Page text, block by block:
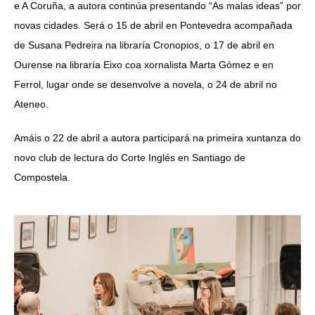
e A Coruña, a autora continúa presentando “As malas ideas” por
novas cidades. Será o 15 de abril en Pontevedra acompañada
de Susana Pedreira na libraría Cronopios, o 17 de abril en
Ourense na libraría Eixo coa xornalista Marta Gómez e en
Ferrol, lugar onde se desenvolve a novela, o 24 de abril no
Ateneo.
Amáis o 22 de abril a autora participará na primeira xuntanza do
novo club de lectura do Corte Inglés en Santiago de
Compostela.